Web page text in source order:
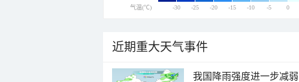
气温(℃) -30 -25 -20 -15 -10 -5 0
近期重大天气事件
我国降雨强度进一步减